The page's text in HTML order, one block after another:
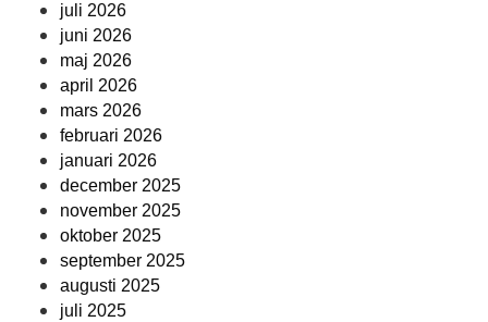
juli 2026
juni 2026
maj 2026
april 2026
mars 2026
februari 2026
januari 2026
december 2025
november 2025
oktober 2025
september 2025
augusti 2025
juli 2025